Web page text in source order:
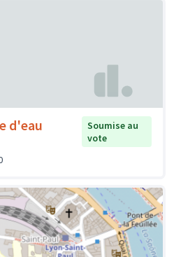
d'eau
Soumise au
vote